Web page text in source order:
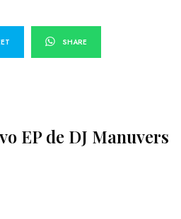
SHARE
EP de DJ Manuvers